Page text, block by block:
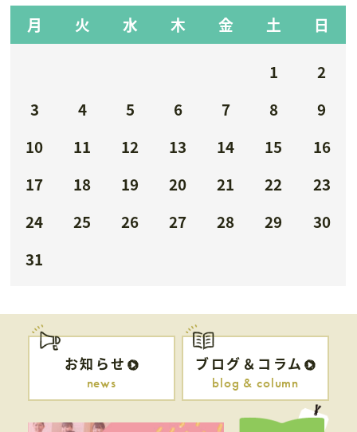
月
火 水 木 金 土 日
1
2
3
4 5 6 7 8
9
10
11 12 13 14 15
16
17
18 19 20 21 22
23
24
25 26 27 28 29
30
31
お知らせ
news
ブログ＆コラム
blog & column